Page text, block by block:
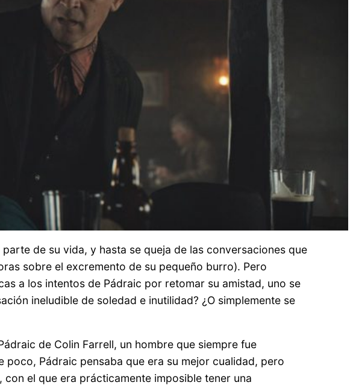
de su vida, y hasta se queja de las conversaciones que
sobre el excremento de su pequeño burro). Pero
a los intentos de Pádraic por retomar su amistad, uno se
ineludible de soledad e inutilidad? ¿O simplemente se
de Colin Farrell, un hombre que siempre fue
poco, Pádraic pensaba que era su mejor cualidad, pero
el que era prácticamente imposible tener una